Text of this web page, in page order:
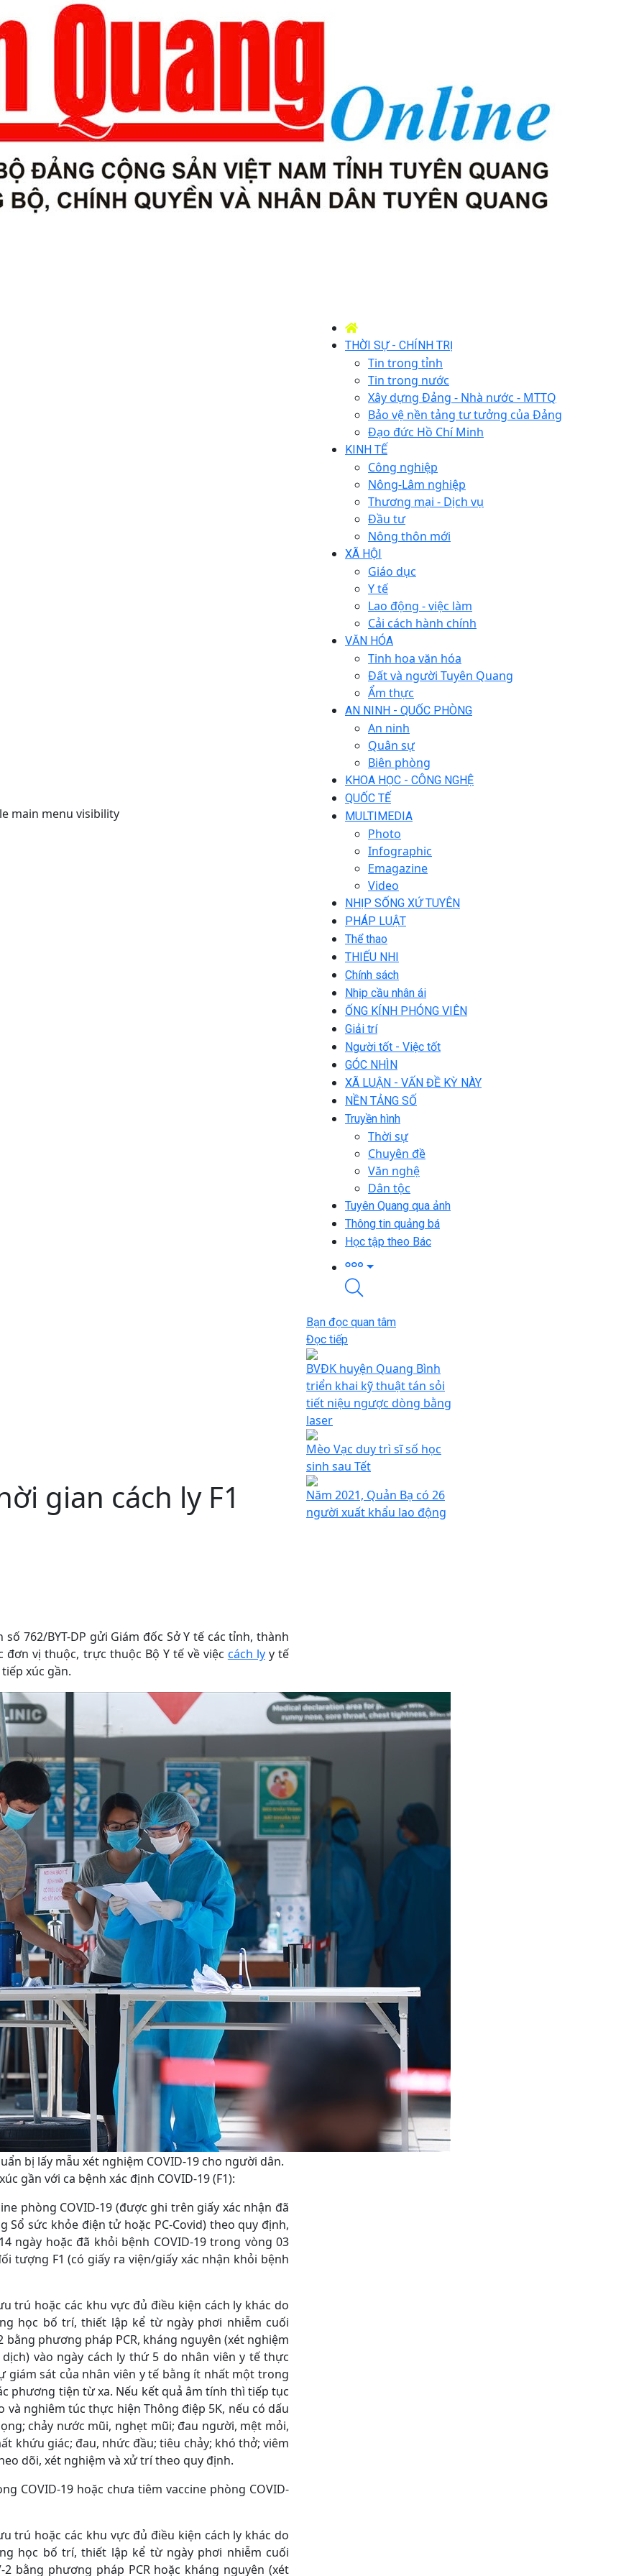
main menu visibility
THỜI SỰ - CHÍNH TRỊ
Tin trong tỉnh
Tin trong nước
Xây dựng Đảng - Nhà nước - MTTQ
Bảo vệ nền tảng tư tưởng của Đảng
Đạo đức Hồ Chí Minh
KINH TẾ
Công nghiệp
Nông-Lâm nghiệp
Thương mại - Dịch vụ
Đầu tư
Nông thôn mới
XÃ HỘI
Giáo dục
Y tế
Lao động - việc làm
Cải cách hành chính
VĂN HÓA
Tinh hoa văn hóa
Đất và người Tuyên Quang
Ẩm thực
AN NINH - QUỐC PHÒNG
An ninh
Quân sự
Biên phòng
KHOA HỌC - CÔNG NGHỆ
QUỐC TẾ
MULTIMEDIA
Photo
Infographic
Emagazine
Video
NHỊP SỐNG XỨ TUYÊN
PHÁP LUẬT
Thể thao
THIẾU NHI
Chính sách
Nhịp cầu nhân ái
ỐNG KÍNH PHÓNG VIÊN
Giải trí
Người tốt - Việc tốt
GÓC NHÌN
XÃ LUẬN - VẤN ĐỀ KỲ NÀY
NỀN TẢNG SỐ
Truyền hình
Thời sự
Chuyên đề
Văn nghệ
Dân tộc
Tuyên Quang qua ảnh
Thông tin quảng bá
Học tập theo Bác
gian cách ly F1
762/BYT-DP gửi Giám đốc Sở Y tế các tỉnh, thành
vị thuộc, trực thuộc Bộ Y tế về việc cách lyy tế
xúc gần.
bị lấy mẫu xét nghiệm COVID-19 cho người dân.
gần với ca bệnh xác định COVID-19 (F1):
phòng COVID-19 (được ghi trên giấy xác nhận đã
Sổ sức khỏe điện tử hoặc PC-Covid) theo quy định,
ngày hoặc đã khỏi bệnh COVID-19 trong vòng 03
tượng F1 (có giấy ra viện/giấy xác nhận khỏi bệnh
trú hoặc các khu vực đủ điều kiện cách ly khác do
học bố trí, thiết lập kể từ ngày phơi nhiễm cuối
bằng phương pháp PCR, kháng nguyên (xét nghiệm
vào ngày cách ly thứ 5 do nhân viên y tế thực
giám sát của nhân viên y tế bằng ít nhất một trong
phương tiện từ xa. Nếu kết quả âm tính thì tiếp tục
nghiêm túc thực hiện Thông điệp 5K, nếu có dấu
chảy nước mũi, nghẹt mũi; đau người, mệt mỏi,
khứu giác; đau, nhức đầu; tiêu chảy; khó thở; viêm
dõi, xét nghiệm và xử trí theo quy định.
COVID-19 hoặc chưa tiêm vaccine phòng COVID-
trú hoặc các khu vực đủ điều kiện cách ly khác do
học bố trí, thiết lập kể từ ngày phơi nhiễm cuối
2 bằng phương pháp PCR hoặc kháng nguyên (xét
Bạn đọc quan tâm
Đọc tiếp
BVĐK huyện Quang Bình
triển khai kỹ thuật tán sỏi
tiết niệu ngược dòng bằng
laser
Mèo Vạc duy trì sĩ số học
sinh sau Tết
Năm 2021, Quản Bạ có 26
người xuất khẩu lao động